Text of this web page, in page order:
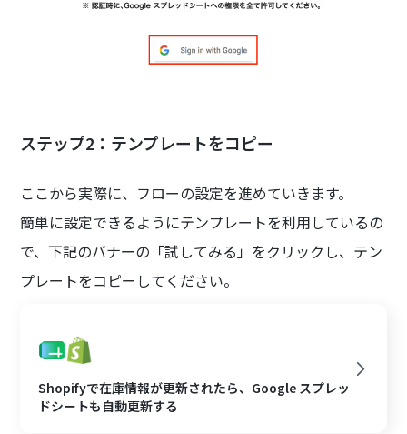
ステップ2：テンプレートをコピー
ここから実際に、フローの設定を進めていきます。
簡単に設定できるようにテンプレートを利用しているの
で、下記のバナーの「試してみる」をクリックし、テン
プレートをコピーしてください。
Shopifyで在庫情報が更新されたら、Google スプレッ
ドシートも自動更新する